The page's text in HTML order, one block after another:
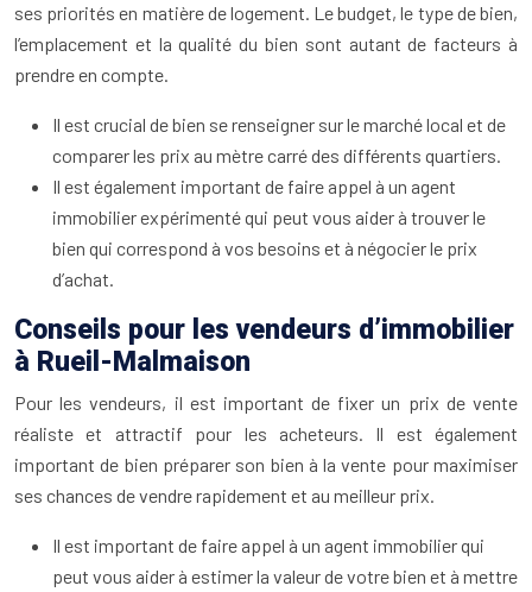
ses priorités en matière de logement. Le budget, le type de bien,
l’emplacement et la qualité du bien sont autant de facteurs à
prendre en compte.
Il est crucial de bien se renseigner sur le marché local et de
comparer les prix au mètre carré des différents quartiers.
Il est également important de faire appel à un agent
immobilier expérimenté qui peut vous aider à trouver le
bien qui correspond à vos besoins et à négocier le prix
d’achat.
Conseils pour les vendeurs d’immobilier
à Rueil-Malmaison
Pour les vendeurs, il est important de fixer un prix de vente
réaliste et attractif pour les acheteurs. Il est également
important de bien préparer son bien à la vente pour maximiser
ses chances de vendre rapidement et au meilleur prix.
Il est important de faire appel à un agent immobilier qui
peut vous aider à estimer la valeur de votre bien et à mettre